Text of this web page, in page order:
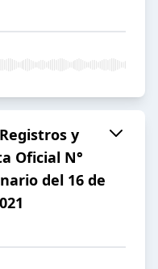
y
Oficial N°
del 16 de